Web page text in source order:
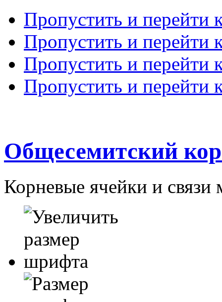
Пропустить и перейти
Пропустить и перейти
Пропустить и перейти
Пропустить и перейти
Общесемитский
Корневые ячейки и